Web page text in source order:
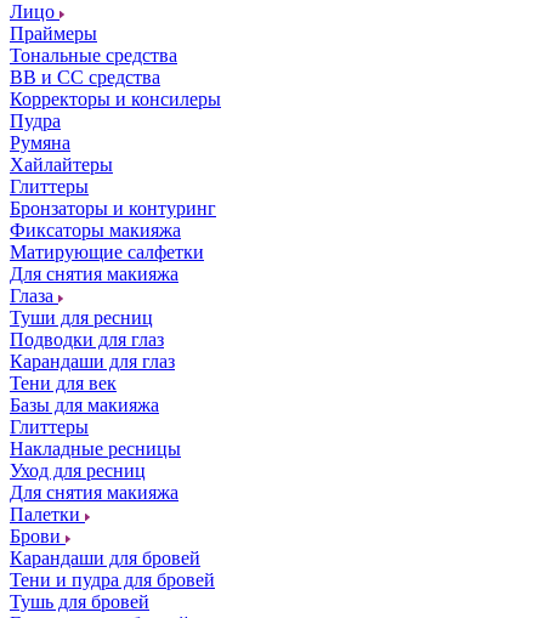
Лицо
Праймеры
Тональные средства
ВВ и СС средства
Корректоры и консилеры
Пудра
Румяна
Хайлайтеры
Глиттеры
Бронзаторы и контуринг
Фиксаторы макияжа
Матирующие салфетки
Для снятия макияжа
Глаза
Туши для ресниц
Подводки для глаз
Карандаши для глаз
Тени для век
Базы для макияжа
Глиттеры
Накладные ресницы
Уход для ресниц
Для снятия макияжа
Палетки
Брови
Карандаши для бровей
Тени и пудра для бровей
Тушь для бровей